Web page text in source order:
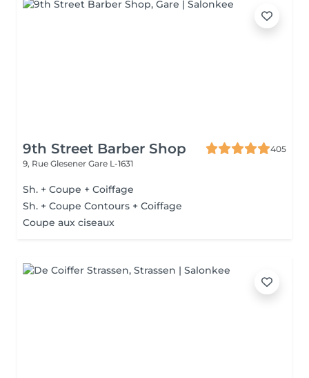
9th Street Barber Shop
405
9, Rue Glesener Gare L-1631
Sh. + Coupe + Coiffage
Sh. + Coupe Contours + Coiffage
Coupe aux ciseaux